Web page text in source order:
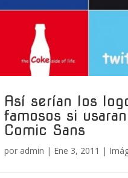
Así serían los
famosos si usaran
Comic Sans
por admin | Ene 3, 2011 |